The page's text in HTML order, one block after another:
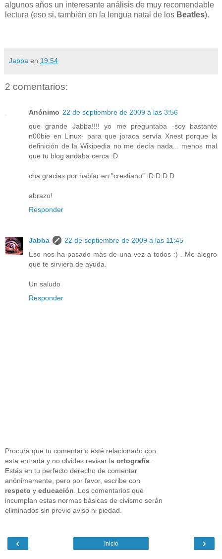
algunos años un interesante análisis de muy recomendable
lectura (eso si, también en la lengua natal de los Beatles).
Jabba en 19:54
2 comentarios:
Anónimo 22 de septiembre de 2009 a las 3:56
que grande Jabba!!!! yo me preguntaba -soy bastante
n00bie en Linux- para que joraca servía Xnest porque la
definición de la Wikipedia no me decía nada... menos mal
que tu blog andaba cerca :D
cha gracias por hablar en "crestiano" :D:D:D:D
abrazo!
Responder
Jabba
22 de septiembre de 2009 a las 11:45
Eso nos ha pasado más de una vez a todos :) . Me alegro
que te sirviera de ayuda.
Un saludo
Responder
Procura que tu comentario esté relacionado con
esta entrada y no olvides revisar la ortografía
Estás en tu perfecto derecho de comentar
anónimamente, pero por favor, escribe con
respeto y educación . Los comentarios que
incumplan estas normas básicas de civismo serán
eliminados sin previo aviso ni piedad.
‹ ›
Inicio